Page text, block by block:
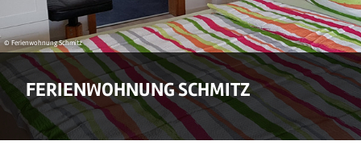
© Ferienwohnung Schmitz
FERIENWOHNUNG SCHMITZ